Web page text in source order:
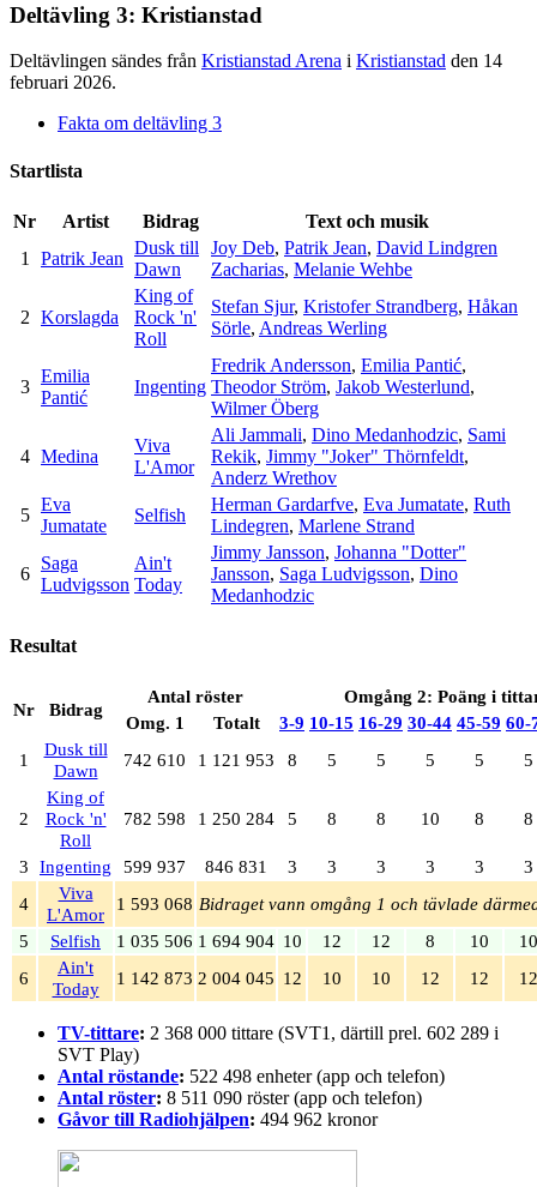
Deltävling 3: Kristianstad
Deltävlingen sändes från Kristianstad Arena i Kristianstad den 14
februari 2026.
Fakta om deltävling 3
Startlista
Nr Artist Bidrag
Text och musik
1
Patrik Jean
Dusk till
Dawn
Joy Deb, Patrik Jean, David Lindgren
Zacharias, Melanie Wehbe
2 Korslagda
King of
Rock 'n'
Roll
Stefan Sjur, Kristofer Strandberg, Håkan
Sörle, Andreas Werling
3
Emilia
Pantić
Ingenting
Fredrik Andersson, Emilia Pantić,
Theodor Ström, Jakob Westerlund,
Wilmer Öberg
4 Medina
Viva
L'Amor
Ali Jammali, Dino Medanhodzic, Sami
Rekik, Jimmy "Joker" Thörnfeldt,
Anderz Wrethov
5
Eva
Jumatate
Selfish
Herman Gardarfve, Eva Jumatate, Ruth
Lindegren, Marlene Strand
6
Saga
Ludvigsson
Ain't
Today
Jimmy Jansson, Johanna "Dotter"
Jansson, Saga Ludvigsson, Dino
Medanhodzic
Resultat
Nr Bidrag
Antal röster
Omgång 2: Poäng i
Omg. 1
Totalt 3‑9 10‑15 16‑29 30‑44 45‑59
1
Dusk till
Dawn
742 610 1 121 953 8 5 5 5 5 5
2
King of
Rock 'n'
Roll
782 598 1 250 284 5 8 8 10 8 8
3 Ingenting 599 937 846 831 3 3 3 3 3
3
4
Viva
L'Amor
1 593 068 Bidraget vann omgång 1 och tävlade
5
Selfish 1 035 506 1 694 904 10 12 12 8 10
10
6
Ain't
Today
1 142 873 2 004 045 12 10 10 12 12 12
TV-tittare: 2 368 000 tittare (SVT1, därtill prel. 602 289 i
SVT Play)
Antal röstande: 522 498 enheter (app och telefon)
Antal röster: 8 511 090 röster (app och telefon)
Gåvor till Radiohjälpen: 494 962 kronor